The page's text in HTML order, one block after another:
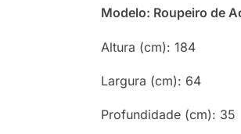
Modelo: Roupeiro de
Altura (cm): 184
Largura (cm): 64
Profundidade (cm): 35